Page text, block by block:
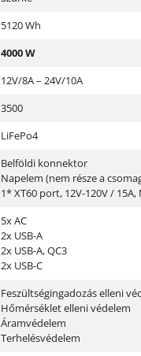
5120 Wh
4000 W
12V/8A – 24V/10A
3500
LiFePo4
Belföldi konnektor
Napelem (nem része a
1* XT60 port, 12V-120V / 15A,
5x AC
2x USB-A
2x USB-A, QC3
2x USB-C
Feszültségingadozás elleni
Hőmérséklet elleni védelem
Áramvédelem
Terhelésvédelem